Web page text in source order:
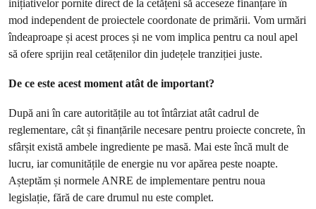
inițiativelor pornite direct de la cetățeni să acceseze finanțare în
mod independent de proiectele coordonate de primării. Vom urmări
îndeaproape și acest proces și ne vom implica pentru ca noul apel
să ofere sprijin real cetățenilor din județele tranziției juste.
De ce este acest moment atât de important?
După ani în care autoritățile au tot întârziat atât cadrul de
reglementare, cât și finanțările necesare pentru proiecte concrete, în
sfârșit există ambele ingrediente pe masă. Mai este încă mult de
lucru, iar comunitățile de energie nu vor apărea peste noapte.
Așteptăm și normele ANRE de implementare pentru noua
legislație, fără de care drumul nu este complet.